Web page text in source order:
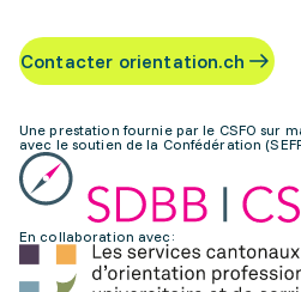
Contacter orientation.ch
Une prestation fournie par le CSFO sur
avec le soutien de la Confédération
En collaboration avec: